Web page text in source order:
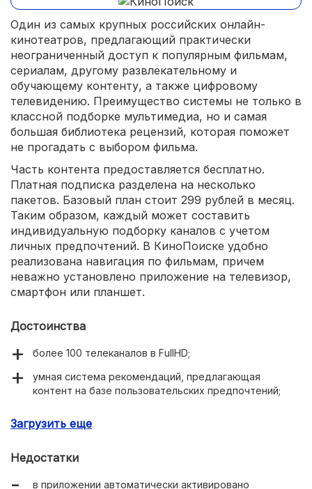
Один из самых крупных российских онлайн-
кинотеатров, предлагающий практически
неограниченный доступ к популярным фильмам,
сериалам, другому развлекательному и
обучающему контенту, а также цифровому
телевидению. Преимущество системы не только в
классной подборке мультимедиа, но и самая
большая библиотека рецензий, которая поможет
не прогадать с выбором фильма.
Часть контента предоставляется бесплатно.
Платная подписка разделена на несколько
пакетов. Базовый план стоит 299 рублей в месяц.
Таким образом, каждый может составить
индивидуальную подборку каналов с учетом
личных предпочтений. В КиноПоиске удобно
реализована навигация по фильмам, причем
неважно установлено приложение на телевизор,
смартфон или планшет.
Достоинства
более 100 телеканалов в FullHD;
умная система рекомендаций, предлагающая
контент на базе пользовательских предпочтений;
без интернета;
Загрузить еще
Недостатки
в приложении автоматически активировано